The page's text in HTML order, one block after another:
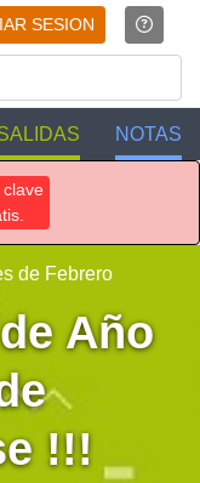
SESION
NOTAS
de Febrero
Año
!!!